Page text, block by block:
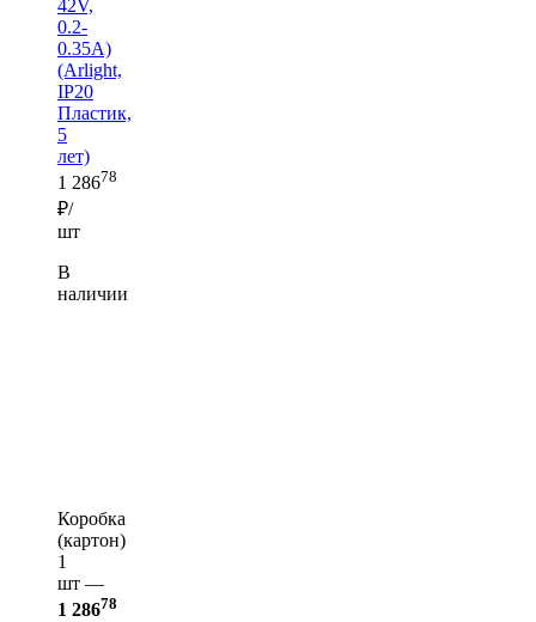
42V,
0.2-
0.35A)
(Arlight,
IP20
Пластик,
5
лет)
1 28678
₽/
шт
В
наличии
Коробка
(картон)
1
шт —
1 28678